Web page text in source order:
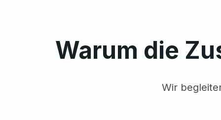
Warum die
Wir